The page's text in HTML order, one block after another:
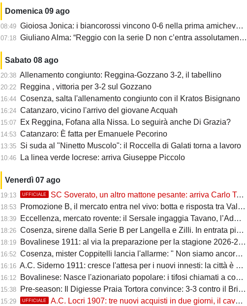
Domenica 09 ago
08:49 Gioiosa Jonica: i biancorossi vincono 0-6 nella prima amichevole stagionale
07:18 Giuliano Alma: “Reggio con la serie D non c’entra assolutamente niente”
Sabato 08 ago
20:38 Allenamento congiunto: Reggina-Gozzano 3-2, il tabellino
20:22 Reggina , vittoria per 3-2 sul Gozzano
16:44 Cosenza, salta l'allenamento congiunto con il Kratos Bisignano
16:24 Catanzaro, vicino l'arrivo del giovane Acquah
15:07 Ex Reggina, Fofana alla Nissa. Lo seguirà anche Di Grazia?
14:53 Catanzaro: È fatta per Emanuele Pecorino
13:35 Si suda al "Ninetto Muscolo": il Roccella di Galati torna a lavoro
10:46 La linea verde locrese: arriva Giuseppe Piccolo
Venerdì 07 ago
19:13 UFFICIALE SC Soverato, un altro mattone pesante: arriva Carlo Tassoni
18:53 Promozione B, il mercato entra nel vivo: botta e risposta tra Val Gallico, Sc Soverato e Bovalinese
18:39 Eccellenza, mercato rovente: il Sersale ingaggia Tavano, l’Admo Pro Pellaro blinda la porta con Toani
18:26 Cosenza, sirene dalla Serie B per Langella e Zilli. In entrata piace Fedel
18:19 Bovalinese 1911: al via la preparazione per la stagione 2026-2027
16:52 Cosenza, mister Coppitelli lancia l'allarme: " Non siamo ancora una vera squadra"
16:16 A.C. Siderno 1911: cresce l'attesa per i nuovi innesti: la città è pronta ad accogliere i protagonisti della nuova stagione
16:12 Bovalinese: Nasce l'azionariato popolare: i tifosi chiamati a costruire il futuro amaranto
15:38 Pre-season: Il Digiesse Praia Tortora convince: 3-3 contro il Brindisi F.C.
15:29 UFFICIALE A.C. Locri 1907: tre nuovi acquisti in due giorni, il cavallo alato è scatenato